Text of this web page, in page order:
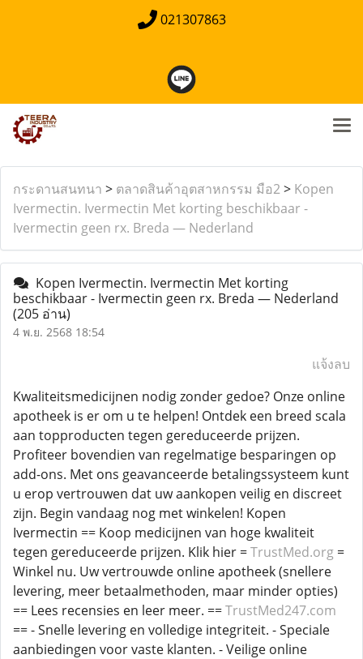
021307863
กระดานสนทนา > ตลาดสินค้าอุตสาหกรรม มือ2> Kopen
Ivermectin. Ivermectin Met korting beschikbaar -
Ivermectin geen rx. Breda — Nederland
Kopen Ivermectin. Ivermectin Met korting
beschikbaar - Ivermectin geen rx. Breda — Nederland
(205 อ่าน)
4 พ.ย. 2568 18:54
แจ้งลบ
Kwaliteitsmedicijnen nodig zonder gedoe? Onze online
apotheek is er om u te helpen! Ontdek een breed scala
aan topproducten tegen gereduceerde prijzen.
Profiteer bovendien van regelmatige besparingen op
add-ons. Met ons geavanceerde betalingssysteem kunt
u erop vertrouwen dat uw aankopen veilig en discreet
zijn. Begin vandaag nog met winkelen! Kopen
Ivermectin == Koop medicijnen van hoge kwaliteit
tegen gereduceerde prijzen. Klik hier =TrustMed.org =
Winkel nu. Uw vertrouwde online apotheek (snellere
levering, meer betaalmethoden, maar minder opties)
== Lees recensies en leer meer. ==TrustMed247.com
== - Snelle levering en volledige integriteit. - Speciale
aanbiedingen voor vaste klanten. - Veilige online